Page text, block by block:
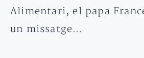
Alimentari, el papa
un missatge…